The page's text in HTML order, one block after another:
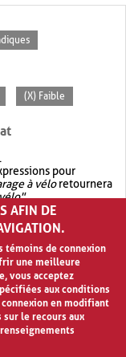
(X) Faible
pour
à véloretournera
.
OR.garage OR vélo
garage à vélo
AFIN DE
témoins de connexion
une meilleure
vous acceptez
aux conditions
en modifiant
sur le recours aux